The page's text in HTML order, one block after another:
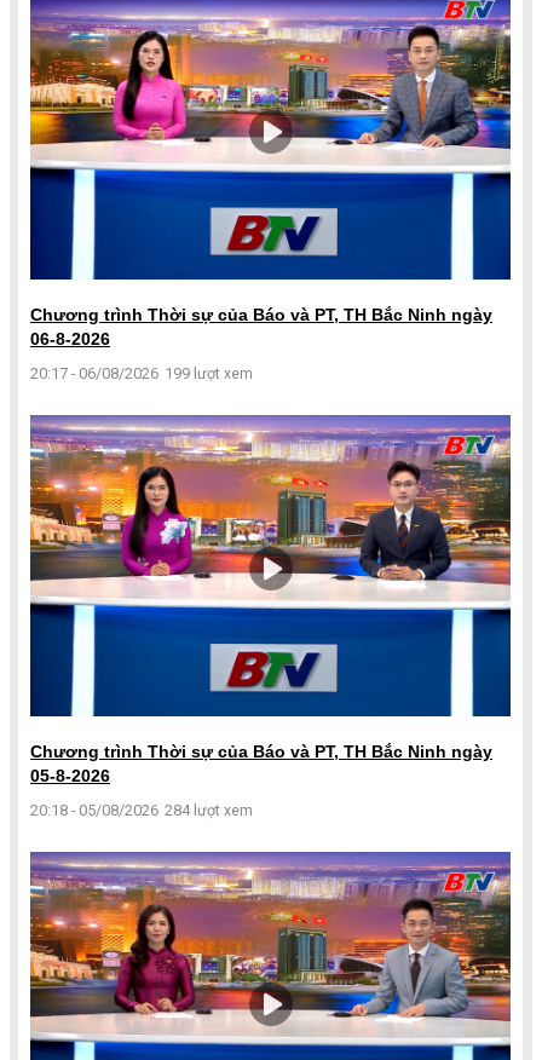
Chương trình Thời sự của Báo và PT, TH Bắc Ninh ngày
06-8-2026
20:17 - 06/08/2026 199 lượt xem
Chương trình Thời sự của Báo và PT, TH Bắc Ninh ngày
05-8-2026
20:18 - 05/08/2026 284 lượt xem